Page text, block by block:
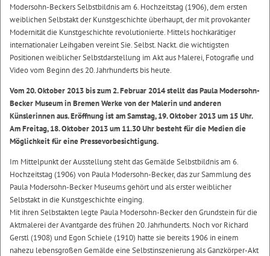
Modersohn-Beckers Selbstbildnis am 6. Hochzeitstag (1906), dem ersten
weiblichen Selbstakt der Kunstgeschichte überhaupt, der mit provokanter
Modernität die Kunstgeschichte revolutionierte. Mittels hochkarätiger
internationaler Leihgaben vereint Sie. Selbst. Nackt. die wichtigsten
Positionen weiblicher Selbstdarstellung im Akt aus Malerei, Fotografie und
Video vom Beginn des 20. Jahrhunderts bis heute.
Vom 20. Oktober 2013 bis zum 2. Februar 2014 stellt das Paula Modersohn-
Becker Museum in Bremen Werke von der Malerin und anderen
Künslerinnen aus. Eröffnung ist am Samstag, 19. Oktober 2013 um 15 Uhr.
Am Freitag, 18. Oktober 2013 um 11.30 Uhr besteht für die Medien die
Möglichkeit für eine Pressevorbesichtigung.
Im Mittelpunkt der Ausstellung steht das Gemälde Selbstbildnis am 6.
Hochzeitstag (1906) von Paula Modersohn-Becker, das zur Sammlung des
Paula Modersohn-Becker Museums gehört und als erster weiblicher
Selbstakt in die Kunstgeschichte einging.
Mit ihren Selbstakten legte Paula Modersohn-Becker den Grundstein für die
Aktmalerei der Avantgarde des frühen 20. Jahrhunderts. Noch vor Richard
Gerstl (1908) und Egon Schiele (1910) hatte sie bereits 1906 in einem
nahezu lebensgroßen Gemälde eine Selbstinszenierung als Ganzkörper-Akt